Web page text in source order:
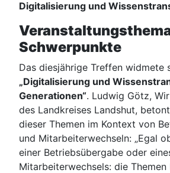
Digitalisierung und
Schwerpunkte
Das diesjährige Treffen widmete
„Digitalisierung und
Generationen“. Ludwig Götz,
des Landkreises Landshut,
dieser Themen im Kontext von
und Mitarbeiterwechseln: „Egal
einer Betriebsübergabe oder
Mitarbeiterwechsels: die